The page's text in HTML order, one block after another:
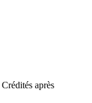
Crédités après